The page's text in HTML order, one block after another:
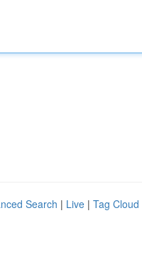
Search | Live | Tag Cloud